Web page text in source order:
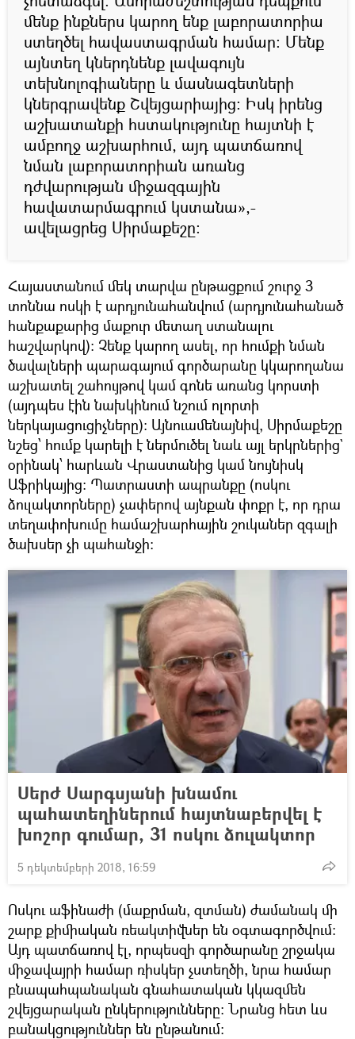
մենք ինքներս կարող ենք լաբորատորիա
ստեղծել հավաստագրման համար։ Մենք
այնտեղ կներդնենք լավագույն
տեխնոլոգիաները և մասնագետների
կներգրավենք Շվեյցարիայից։ Իսկ իրենց
աշխատանքի հստակությունը հայտնի է
ամբողջ աշխարհում, այդ պատճառով
նման լաբորատորիան առանց
դժվարության միջազգային
հավատարմագրում կստանա»,-
ավելացրեց Սիրմաքեշը։
Հայաստանում մեկ տարվա ընթացքում շուրջ 3
տոննա ոսկի է արդյունահանվում (արդյունահանած
հանքաքարից մաքուր մետաղ ստանալու
հաշվարկով)։ Չենք կարող ասել, որ հումքի նման
ծավալների պարագայում գործարանը կկարողանա
աշխատել շահույթով կամ գոնե առանց կորստի
(այդպես էին նախկինում նշում ոլորտի
ներկայացուցիչները)։ Այնուամենայնիվ, Սիրմաքեշը
նշեց՝ հումք կարելի է ներմուծել նաև այլ երկրներից`
օրինակ՝ հարևան Վրաստանից կամ նույնիսկ
Աֆրիկայից։ Պատրաստի ապրանքը (ոսկու
ձուլակտորները) չափերով այնքան փոքր է, որ դրա
տեղափոխումը համաշխարհային շուկաներ զգալի
ծախսեր չի պահանջի։
Սերժ Սարգսյանի խնամու
պահատեղիներում հայտնաբերվել է
խոշոր գումար, 31 ոսկու ձուլակտոր
5 դեկտեմբերի 2018, 16:59
Ոսկու աֆինաժի (մաքրման, զտման) ժամանակ մի
շարք քիմիական ռեակտիվներ են օգտագործվում։
Այդ պատճառով էլ, որպեսզի գործարանը շրջակա
միջավայրի համար ռիսկեր չստեղծի, նրա համար
բնապահպանական գնահատական կկազմեն
շվեյցարական ընկերությունները։ Նրանց հետ ևս
բանակցություններ են ընթանում։